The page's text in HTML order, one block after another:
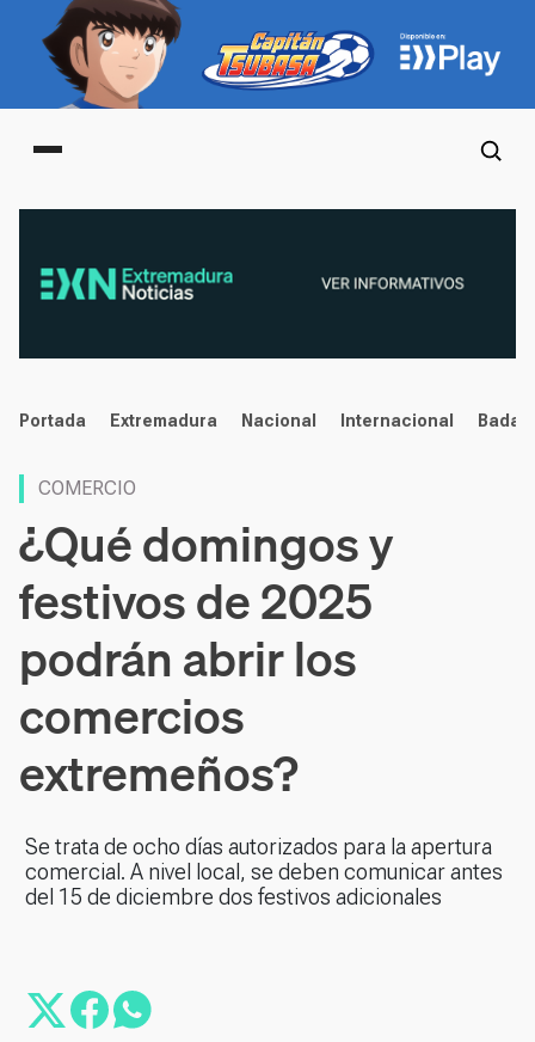
Main menu
noticias
Portada Extremadura Nacional Internacional
COMERCIO
¿Qué domingos y
festivos de 2025
podrán abrir los
comercios
extremeños?
Se trata de ocho días autorizados para la apertura
comercial. A nivel local, se deben comunicar antes
del 15 de diciembre dos festivos adicionales